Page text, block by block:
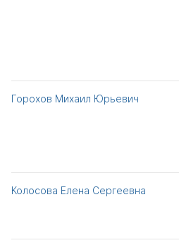
Горохов Михаил Юрьевич
Колосова Елена Сергеевна